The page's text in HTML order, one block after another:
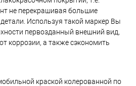
не перекрашивая большие
Используя такой маркер Вы
первозданный внешний вид,
коррозии, а также сэкономить
краской колерованной по